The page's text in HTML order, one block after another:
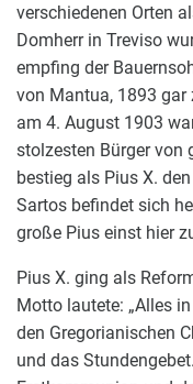
verschiedenen Orten
Domherr in Treviso
empfing der
von Mantua, 1893 gar
am 4. August 1903
stolzesten Bürger von
bestieg als Pius X.
Sartos befindet sich
große Pius einst hier
Pius X. ging als
Motto lautete: „Alles
den Gregorianischen
und das